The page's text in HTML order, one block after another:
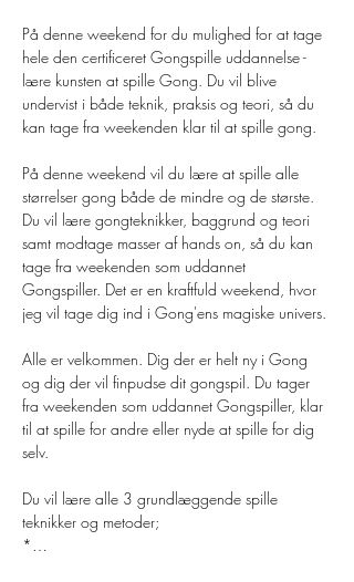
På denne weekend for du mulighed for at tage
hele den certificeret Gongspille uddannelse -
lære kunsten at spille Gong. Du vil blive
undervist i både teknik, praksis og teori, så du
kan tage fra weekenden klar til at spille gong.
På denne weekend vil du lære at spille alle
størrelser gong både de mindre og de største.
Du vil lære gongteknikker, baggrund og teori
samt modtage masser af hands on, så du kan
tage fra weekenden som uddannet
Gongspiller. Det er en kraftfuld weekend, hvor
jeg vil tage dig ind i Gong'ens magiske univers.
Alle er velkommen. Dig der er helt ny i Gong
og dig der vil finpudse dit gongspil. Du tager
fra weekenden som uddannet Gongspiller, klar
til at spille for andre eller nyde at spille for dig
selv.
Du vil lære alle 3 grundlæggende spille
teknikker og metoder;
*…